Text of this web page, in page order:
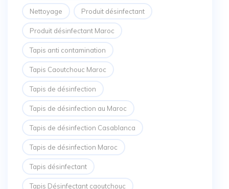
Nettoyage Produit désinfectant
Produit désinfectant Maroc
Tapis anti contamination
Tapis Caoutchouc Maroc
Tapis de désinfection
Tapis de désinfection au Maroc
Tapis de désinfection Casablanca
Tapis de désinfection Maroc
Tapis désinfectant
Tapis Désinfectant caoutchouc